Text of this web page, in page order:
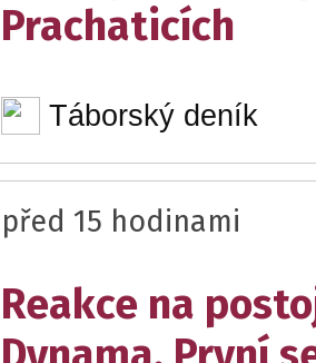
Prachaticích
Táborský deník
před 15 hodinami
Reakce na